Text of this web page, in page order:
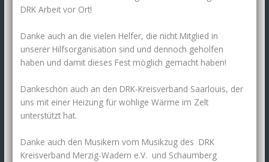
DRK Arbeit vor Ort!
Danke auch an die vielen Helfer, die nicht Mitglied in
unserer Hilfsorganisation sind und dennoch geholfen
haben und damit dieses Fest möglich gemacht haben!
Dankeschön auch an den DRK-Kreisverband Saarlouis, der
uns mit einer Heizung für wohlige Wärme im Zelt
unterstützt hat.
Danke auch den Musikern vom Musikzug des DRK
Kreisverband Merzig-Wadern e.V. und Schaumberg